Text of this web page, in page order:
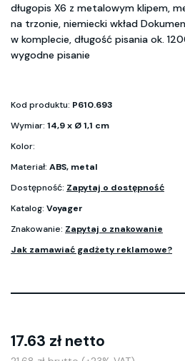
długopis X6 z metalowym klipem,
na trzonie, niemiecki wkład
w komplecie, długość pisania ok.
wygodne pisanie
Kod produktu: P610.693
Wymiar: 14,9 x Ø 1,1 cm
Kolor:
Materiał: ABS, metal
Dostępność: Zapytaj o dostępność
Katalog: Voyager
Znakowanie: Zapytaj o znakowanie
Jak zamawiać gadżety reklamowe?
17.63 zł netto